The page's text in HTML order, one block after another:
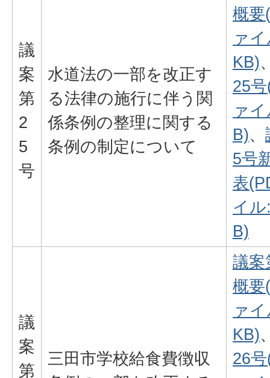
議
案
第
2
5
号
水道法の一部を改正す
る法律の施行に伴う関
係条例の整理に関する
条例の制定について
概要
ァ
KB)
25
ァ
B)、
5号
表
イ
B)
議
案
第
三田市学校給食費徴収
議案
概要
ァ
KB)
26